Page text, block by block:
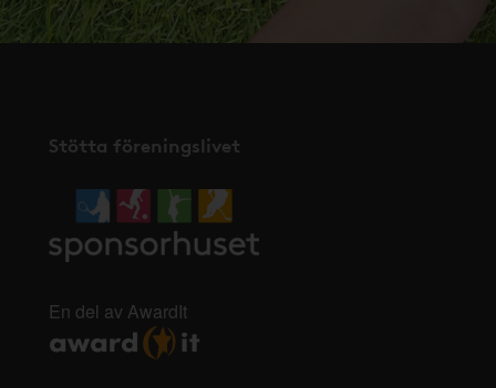
Stötta föreningslivet
En del av AwardIt